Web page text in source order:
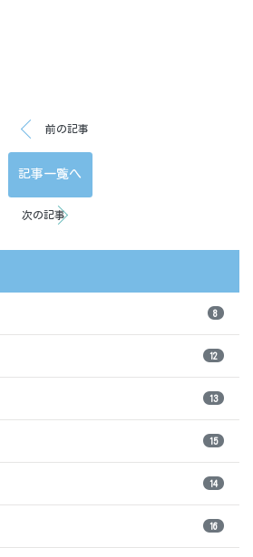
前の記事
記事一覧へ
次の記事
8
12
13
15
14
16